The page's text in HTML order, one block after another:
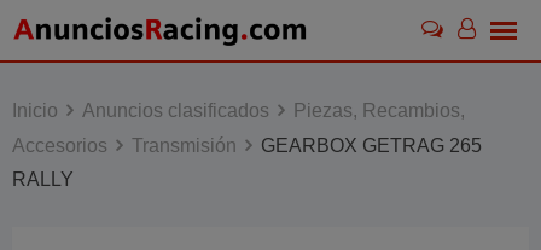
Skip
Inicio
Anuncios clasificados
Piezas, Recambios,
Accesorios
Transmisión
GEARBOX GETRAG 265
RALLY